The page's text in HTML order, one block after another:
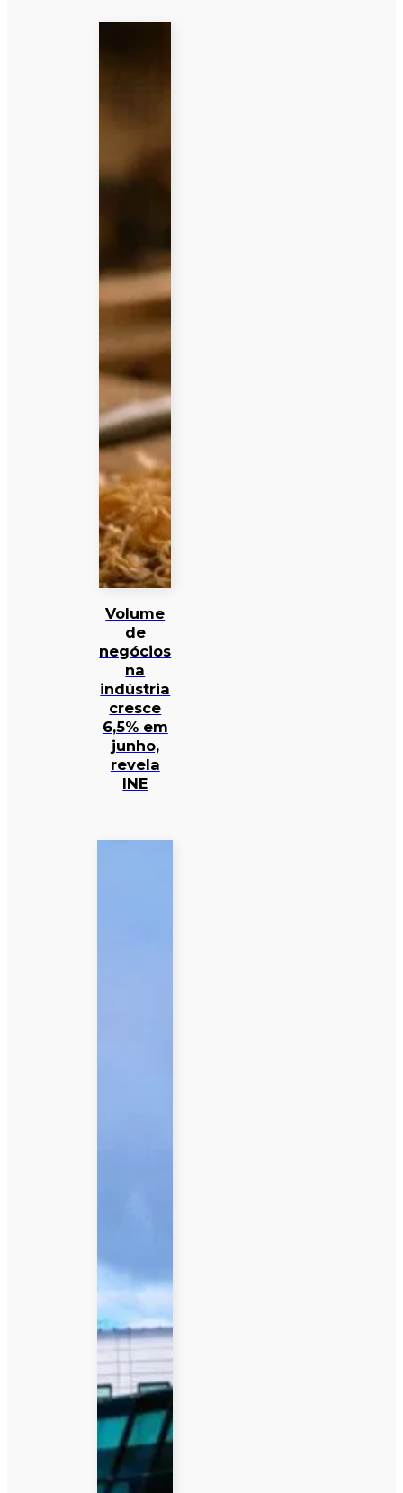
Volume
de
negócios
na
indústria
cresce
6,5% em
junho,
revela
INE